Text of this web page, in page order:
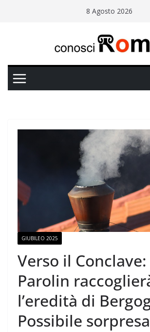
8 Agosto 2026
GIUBILEO 2025
Verso il Conclave:
Parolin
l’eredità di
Possibile sorpresa